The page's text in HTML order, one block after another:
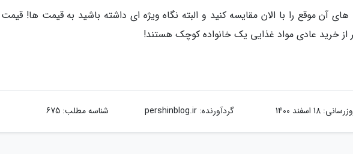
آن موقع را با الان مقایسه کنید و البته نگاه ویژه ای داشته باشید به قیمت ها! قیمت
از خرید عادی مواد غذایی یک خانواده کوچک هستند!
18 اسفند 1400 گردآورنده:pershinblog.ir شناسه مطلب: 675